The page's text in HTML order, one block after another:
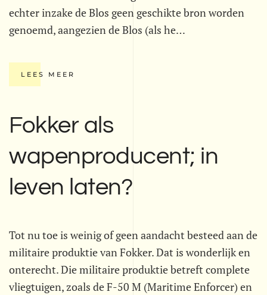
echter inzake de Blos geen geschikte bron worden
genoemd, aangezien de Blos (als he…
LEES MEER
Fokker als
wapenproducent; in
leven laten?
Tot nu toe is weinig of geen aandacht besteed aan de
militaire produktie van Fokker. Dat is wonderlijk en
onterecht. Die militaire produktie betreft complete
vliegtuigen, zoals de F-50 M (Maritime Enforcer) en